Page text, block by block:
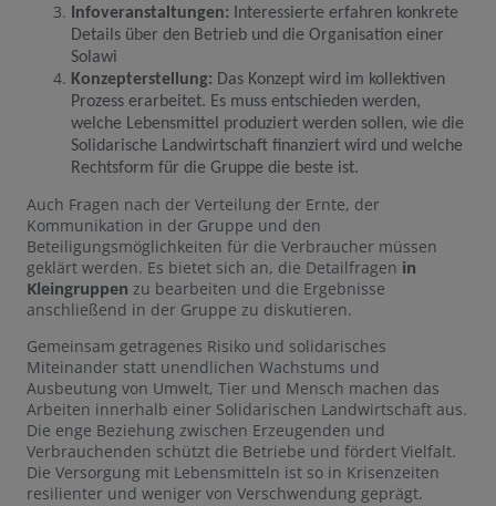
Infoveranstaltungen: Interessierte erfahren konkrete
Details über den Betrieb und die Organisation einer
Solawi
Konzepterstellung: Das Konzept wird im kollektiven
Prozess erarbeitet. Es muss entschieden werden,
welche Lebensmittel produziert werden sollen, wie die
Solidarische Landwirtschaft finanziert wird und welche
Rechtsform für die Gruppe die beste ist.
Auch Fragen nach der Verteilung der Ernte, der
Kommunikation in der Gruppe und den
Beteiligungsmöglichkeiten für die Verbraucher müssen
geklärt werden. Es bietet sich an, die Detailfragen in
Kleingruppen zu bearbeiten und die Ergebnisse
anschließend in der Gruppe zu diskutieren.
Gemeinsam getragenes Risiko und solidarisches
Miteinander statt unendlichen Wachstums und
Ausbeutung von Umwelt, Tier und Mensch machen das
Arbeiten innerhalb einer Solidarischen Landwirtschaft aus.
Die enge Beziehung zwischen Erzeugenden und
Verbrauchenden schützt die Betriebe und fördert Vielfalt.
Die Versorgung mit Lebensmitteln ist so in Krisenzeiten
resilienter und weniger von Verschwendung geprägt.